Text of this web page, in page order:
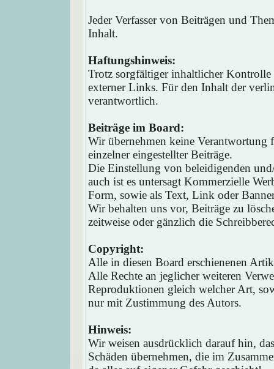
Jeder Verfasser von Beiträgen und
Inhalt.
Haftungshinweis:
Trotz sorgfältiger inhaltlicher
externer Links. Für den Inhalt der
verantwortlich.
Beiträge im Board:
Wir übernehmen keine
einzelner eingestellter Beiträge.
Die Einstellung von beleidigenden
auch ist es untersagt Kommerzielle
Form, sowie als Text, Link oder
Wir behalten uns vor, Beiträge zu
zeitweise oder gänzlich die
Copyright:
Alle in diesen Board erschienenen
Alle Rechte an jeglicher weiteren
Reproduktionen gleich welcher Art,
nur mit Zustimmung des Autors.
Hinweis:
Wir weisen ausdrücklich darauf hin,
Schäden übernehmen, die im